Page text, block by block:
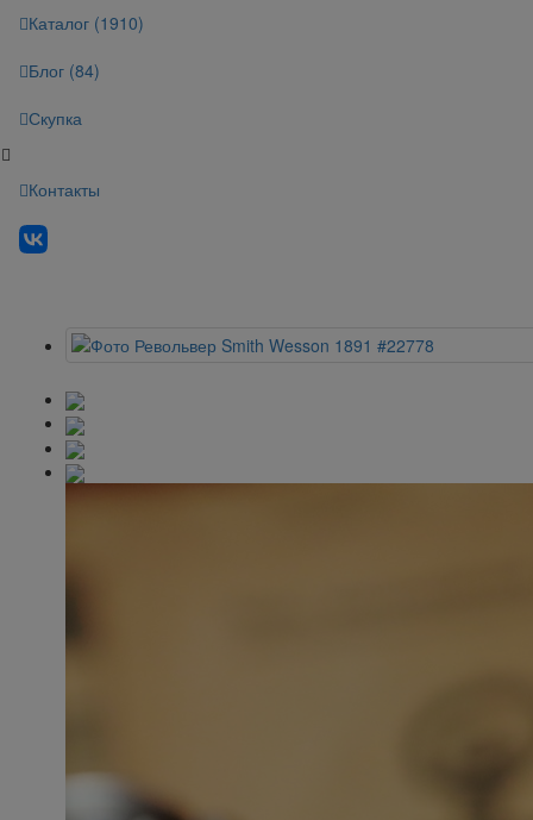
Каталог (1910)
Блог (84)
Скупка
Контакты